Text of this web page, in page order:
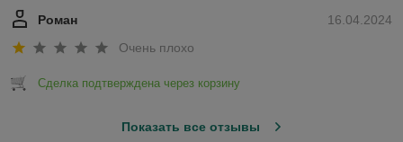
16.04.2024
Роман
Очень плохо
Сделка подтверждена через корзину
Показать все отзывы